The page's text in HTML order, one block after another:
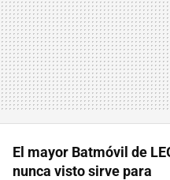
El mayor Batmóvil de
nunca visto sirve para